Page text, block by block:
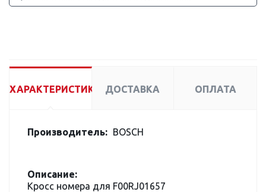
ХАРАКТЕРИСТИКИ ДОСТАВКА ОПЛАТА
Производитель: BOSCH
Описание:
Кросс номера для F00RJ01657